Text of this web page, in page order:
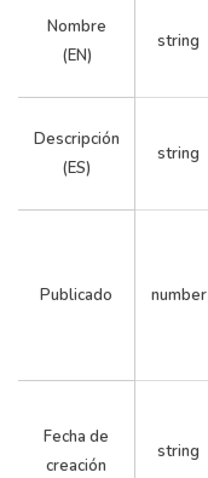
Nombre
(EN)
string
Descripción
(ES)
string
Publicado number
Fecha de
creación
string